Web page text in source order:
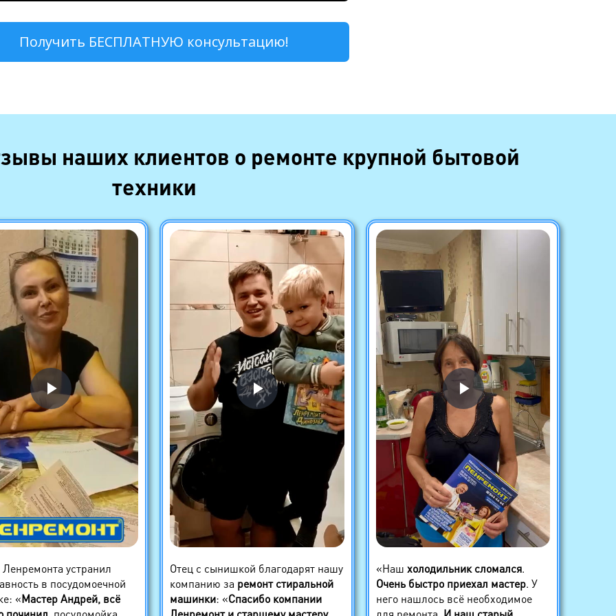
наших клиентов о ремонте крупной бытовой
техники
устранил
в посудомоечной
«Мастер Андрей, всё
Отец с сынишкой благодарят нашу
компанию за ремонт стиральной
машинки: «Спасибо компании
«Наш холодильник сломался.
Очень быстро приехал мастер. У
него нашлось всё необходимое